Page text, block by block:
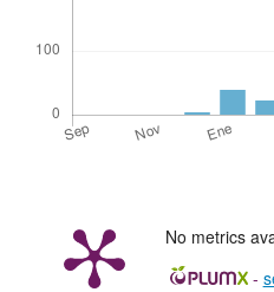
No metrics
-